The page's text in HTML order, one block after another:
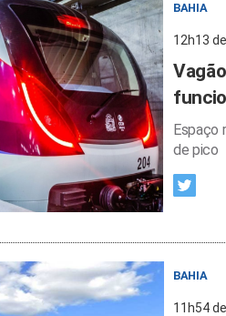
BAHIA
12h13
Espaço
de pico
BAHIA
11h54